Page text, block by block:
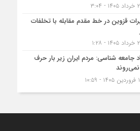
قزوین در خط مقدم مقابله با تخلفات
جامعه شناسی: مردم ایران زیر بار حرف